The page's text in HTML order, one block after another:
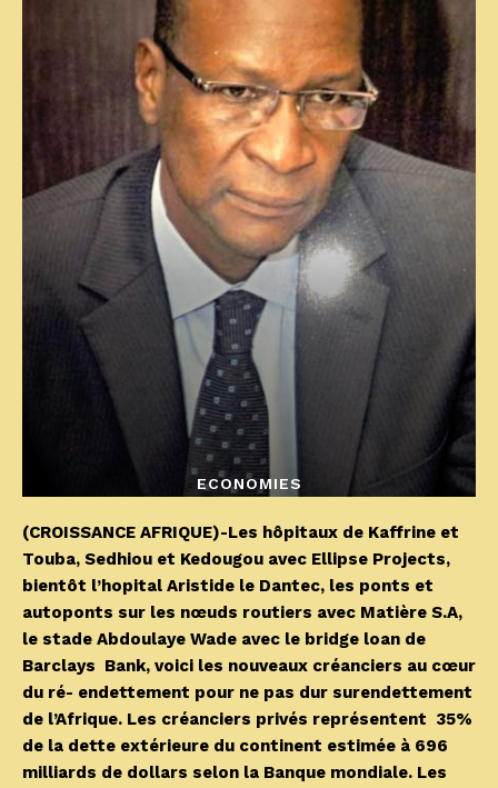
ECONOMIES
(CROISSANCE AFRIQUE)-Les hôpitaux de Kaffrine et
Touba, Sedhiou et Kedougou avec Ellipse Projects,
bientôt l’hopital Aristide le Dantec, les ponts et
autoponts sur les nœuds routiers avec Matière S.A,
le stade Abdoulaye Wade avec le bridge loan de
Barclays Bank, voici les nouveaux créanciers au cœur
du ré- endettement pour ne pas dur surendettement
de l’Afrique. Les créanciers privés représentent 35%
de la dette extérieure du continent estimée à 696
milliards de dollars selon la Banque mondiale. Les